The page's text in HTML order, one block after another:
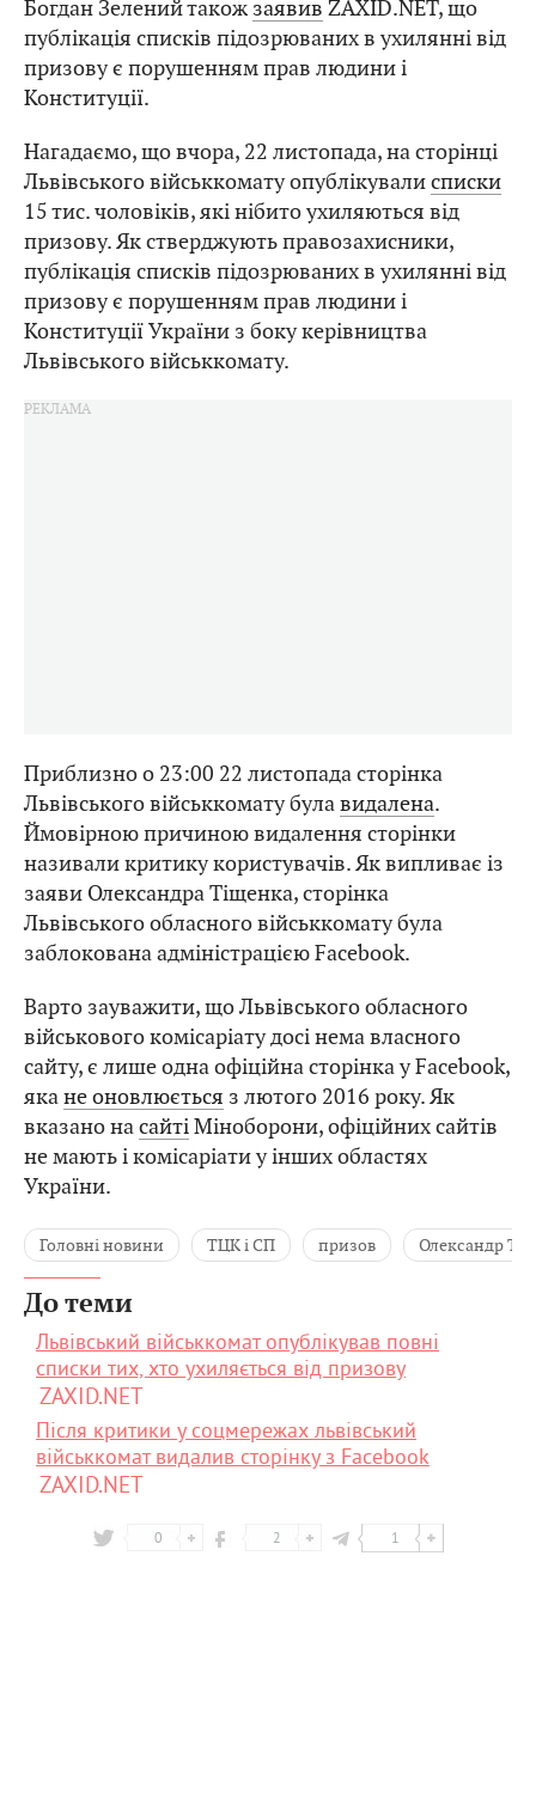
Богдан Зелений також заявив ZAXID.NET, що
публікація списків підозрюваних в ухилянні від
призову є порушенням прав людини і
Конституції.
Нагадаємо, що вчора, 22 листопада, на сторінці
Львівського військкомату опублікувалисписки
15 тис. чоловіків, які нібито ухиляються від
призову. Як стверджують правозахисники,
публікація списків підозрюваних в ухилянні від
призову є порушенням прав людини і
Конституції України з боку керівництва
Львівського військкомату.
Приблизно о 23:00 22 листопада сторінка
Львівського військкомату булавидалена.
Ймовірною причиною видалення сторінки
називали критику користувачів. Як випливає із
заяви Олександра Тіщенка, сторінка
Львівського обласного військкомату була
заблокована адміністрацією Facebook.
Варто зауважити, що Львівського обласного
військового комісаріату досі нема власного
сайту, є лише одна офіційна сторінка у Facebook,
якане оновлюється з лютого 2016 року. Як
вказано насайтіМіноборони, офіційних сайтів
не мають і комісаріати у інших областях
України.
Головні новини ТЦК і СП призов Олександр
До теми
Львівський військкомат опублікував повні
списки тих, хто ухиляється від призову
ZAXID.NET
Після критики у соцмережах львівський
військкомат видалив сторінку з Facebook
ZAXID.NET
0 2 1